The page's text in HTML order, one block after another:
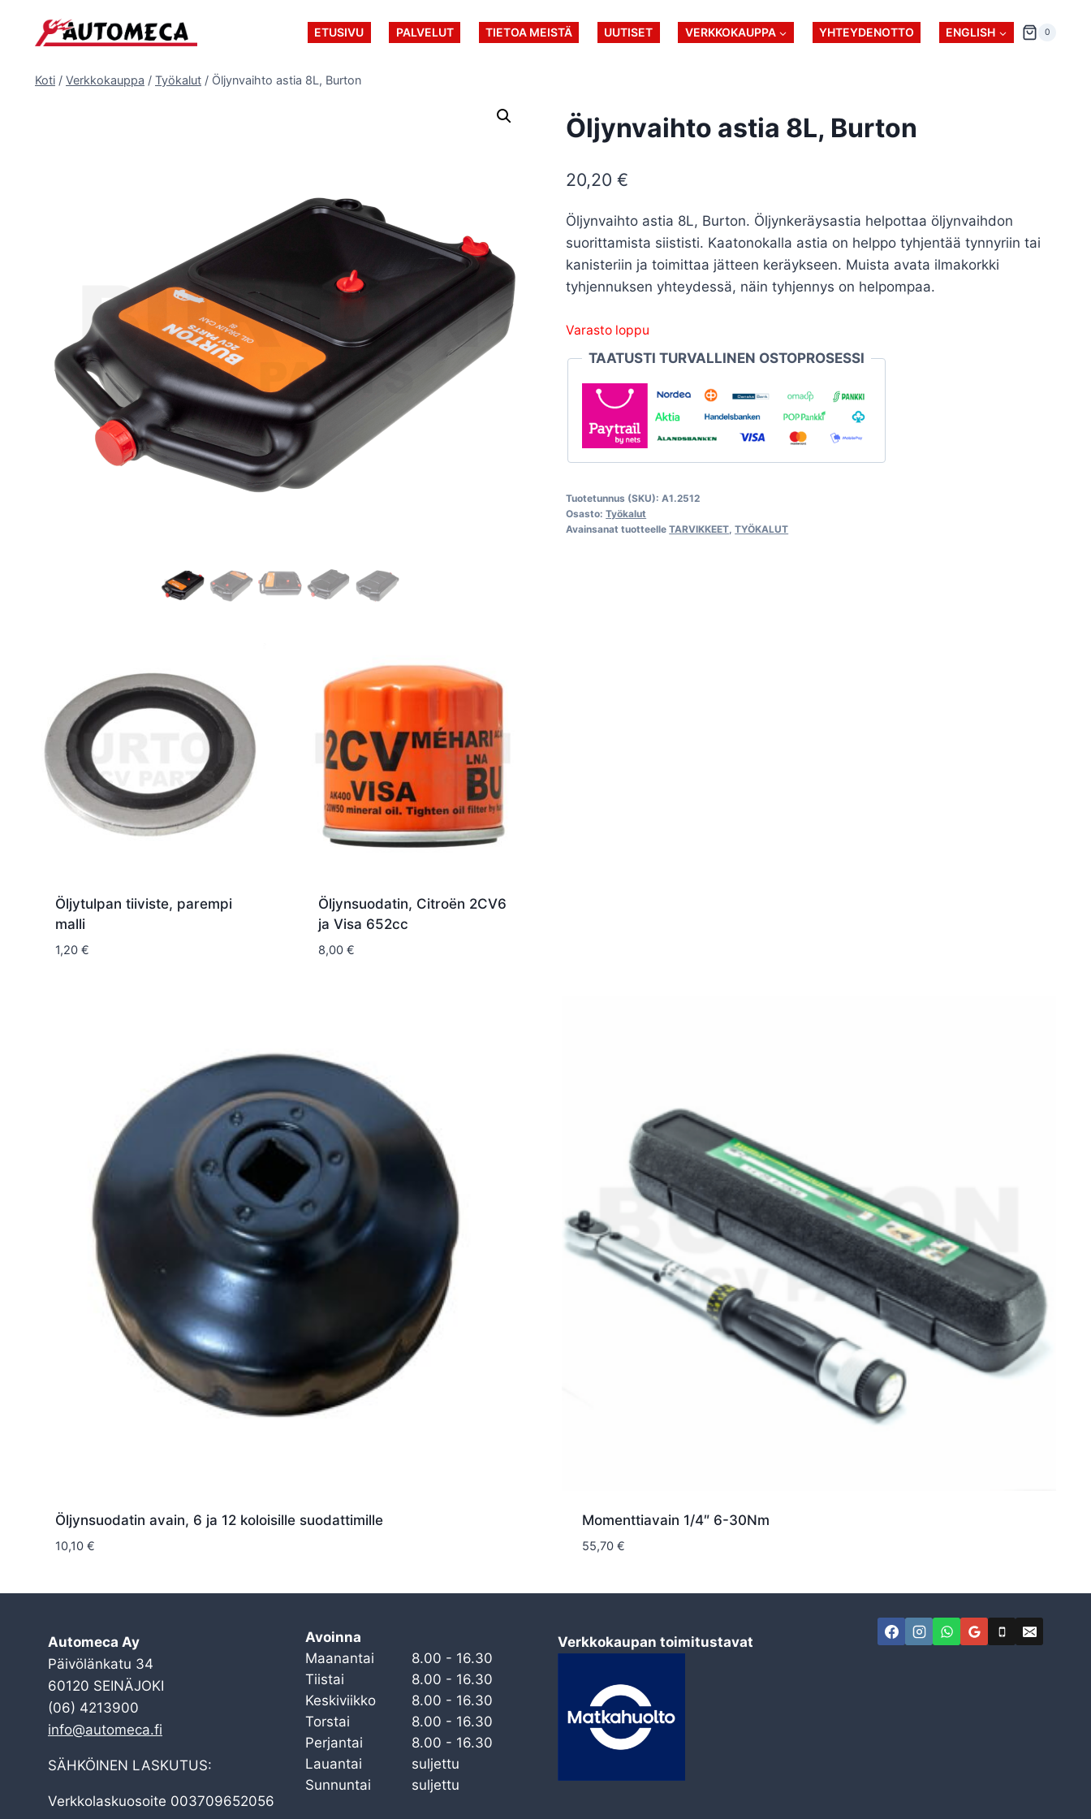
sisältöön
ETUSIVU PALVELUT TIETOA MEISTÄ UUTISET VERKKOKAUPPA YHTEYDENOTTO ENGLISH 0
Koti / Verkkokauppa / Työkalut / Öljynvaihto astia 8L, Burton
Öljynvaihto astia 8L, Burton
20,20€
Öljynvaihto astia 8L, Burton. Öljynkeräysastia helpottaa öljynvaihdon
suorittamista siististi. Kaatonokalla astia on helppo tyhjentää tynnyriin tai
kanisteriin ja toimittaa jätteen keräykseen. Muista avata ilmakorkki
tyhjennuksen yhteydessä, näin tyhjennys on helpompaa.
Varasto loppu
TAATUSTI TURVALLINEN OSTOPROSESSI
Tuotetunnus (SKU):A1.2512
Osasto:Työkalut
Avainsanat tuotteelleTARVIKKEET ,TYÖKALUT
Öljytulpan tiiviste, parempi
malli
1,20 €
Öljynsuodatin, Citroën 2CV6
ja Visa 652cc
8,00 €
Öljynsuodatin avain, 6 ja 12 koloisille suodattimille
10,10 €
Momenttiavain 1/4″ 6-30Nm
55,70 €
Automeca Ay
Päivölänkatu 34
60120 SEINÄJOKI
(06) 4213900
info@automeca.fi
SÄHKÖINEN LASKUTUS:
Verkkolaskuosoite 003709652056
Avoinna
Maanantai
8.00 - 16.30
Tiistai
8.00 - 16.30
Keskiviikko
8.00 - 16.30
Torstai
8.00 - 16.30
Perjantai
8.00 - 16.30
Lauantai
suljettu
Sunnuntai
suljettu
Verkkokaupan toimitustavat